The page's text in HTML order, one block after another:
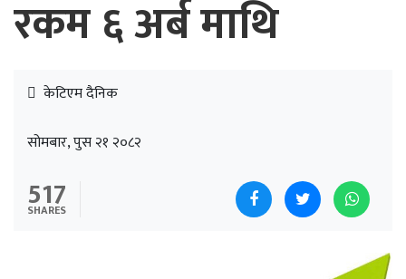
रकम ६ अर्ब माथि
केटिएम दैनिक
सोमबार, पुस २१ २०८२
517
SHARES